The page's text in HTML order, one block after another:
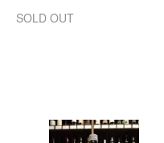
SOLD OUT